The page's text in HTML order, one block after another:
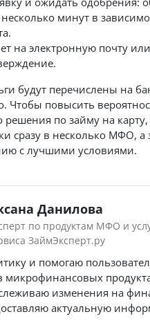
несколько минут в
на электронную почту
будут перечислены на
Чтобы повысить
решения по займу на
сразу в несколько МФО, а
с лучшими условиями.
Данилова
по продуктам МФО и
ЗаймЭксперт.ру
и помогаю
микрофинансовых
изменения на
актуальную